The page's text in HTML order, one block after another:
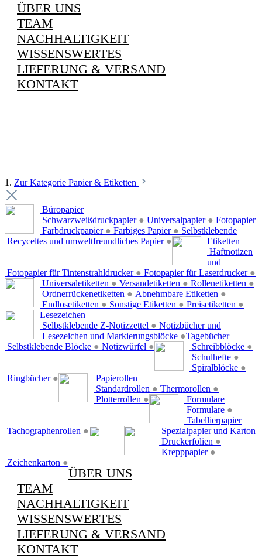
ÜBER UNS
TEAM
NACHHALTIGKEIT
WISSENSWERTES
LIEFERUNG & VERSAND
KONTAKT
1. Zur Kategorie Papier & Etiketten
Büropapier
Schwarzweißdruckpapier ● Universalpapier ●
Farbdruckpapier ● Farbiges Papier ●
Recyceltes und umweltfreundliches Papier ●
Fotopapier
Fotopapier für Tintenstrahldrucker ● Fotopapier für Laserdrucker ●
Selbstklebende
Etiketten
Universaletiketten ● Versandetiketten ● Rollenetiketten ●
Ordnerrückenetiketten ● Abnehmbare Etiketten ●
Endlosetiketten ● Sonstige Etiketten ● Preisetiketten ●
Haftnotizen
und
Lesezeichen
Selbstklebende Z-Notizzettel ●
Lesezeichen und Markierungsblöcke ●
Selbstklebende Blöcke ● Notizwürfel ●
Notizbücher und
Tagebücher
Schreibblöcke ●
Schulhefte ●
Spiralblöcke ●
Ringbücher ●
Papierollen
Standardrollen ● Thermorollen ●
Plotterrollen ●
Formulare
Formulare ●
Tachographenrollen ●
Tabellierpapier
Spezialpapier und Karton
Druckerfolien ●
Krepppapier ●
Zeichenkarton ●
ÜBER UNS
TEAM
NACHHALTIGKEIT
WISSENSWERTES
LIEFERUNG & VERSAND
KONTAKT